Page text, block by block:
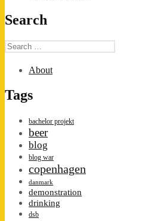
Search
Search
for:
About
Tags
bachelor projekt
beer
blog
blog war
copenhagen
danmark
demonstration
drinking
dsb